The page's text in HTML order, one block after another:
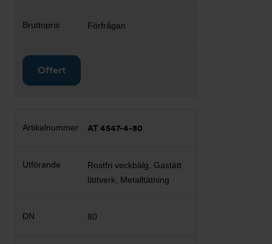
Förfrågan
Offert
AT 4547-4-80
Rostfri veckbälg, Gastätt
lättverk, Metalltätning
80